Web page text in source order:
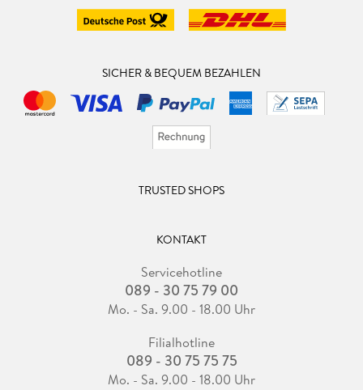
SICHER & BEQUEM BEZAHLEN
TRUSTED SHOPS
KONTAKT
Servicehotline
089 - 30 75 79 00
Mo. - Sa. 9.00 - 18.00 Uhr
Filialhotline
089 - 30 75 75 75
Mo. - Sa. 9.00 - 18.00 Uhr